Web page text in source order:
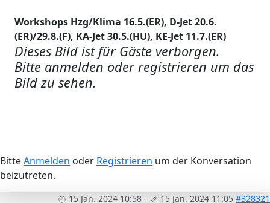
Workshops Hzg/Klima 16.5.(ER), D-Jet 20.6.
(ER)/29.8.(F), KA-Jet 30.5.(HU), KE-Jet 11.7.(ER)
Dieses Bild ist für Gäste verborgen.
Bitte anmelden oder registrieren um das
Bild zu sehen.
BitteAnmelden oder Registrieren um der Konversation
beizutreten.
15 Jan. 2024 10:58 - 15 Jan. 2024 11:05 #328321